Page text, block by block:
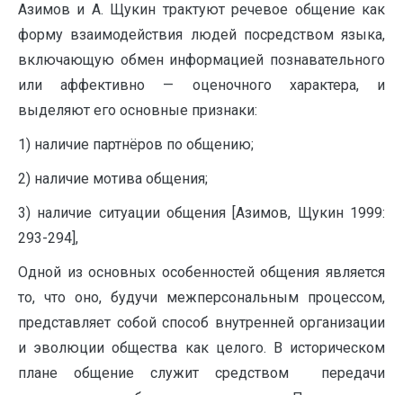
Азимов и А. Щукин трактуют речевое общение как
форму взаимодействия людей посредством языка,
включающую обмен информацией познавательного
или аффективно — оценочного характера, и
выделяют его основные признаки:
1) наличие партнёров по общению;
2) наличие мотива общения;
3) наличие ситуации общения [Азимов, Щукин 1999:
293-294],
Одной из основных особенностей общения является
то, что оно, будучи межперсональным процессом,
представляет coбой способ внутренней организации
и эволюции общества как целого. В историческом
плане общение служит средством передачи